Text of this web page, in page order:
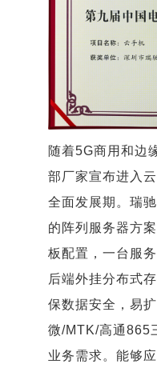
随着5G商用和边
部厂家宣布进入
全面发展期。瑞
的阵列服务器方
板配置，一台服
后端外挂分布式
保数据安全，易
微/MTK/高通865
业务需求。能够